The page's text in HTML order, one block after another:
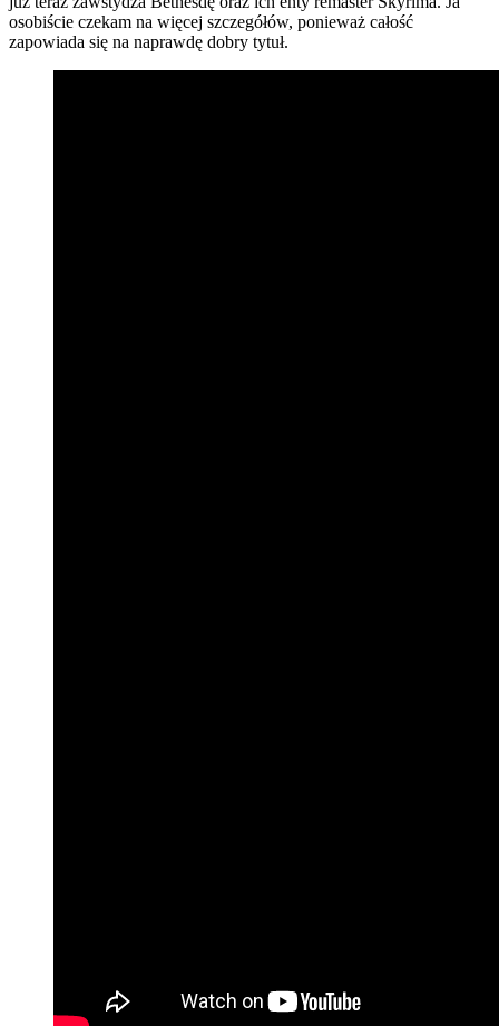
osobiście czekam na więcej szczegółów, ponieważ całość
zapowiada się na naprawdę dobry tytuł.